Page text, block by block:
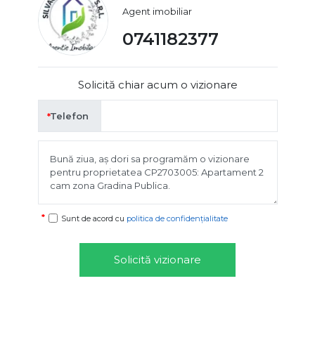
Agent imobiliar
0741182377
Solicită chiar acum o vizionare
Telefon
Sunt de acord cu politica de confidențialitate
Solicită vizionare